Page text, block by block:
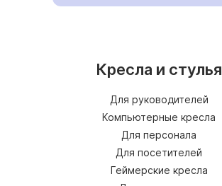
Кресла и стулья
Для руководителей
Компьютерные кресла
Для персонала
Для посетителей
Геймерские кресла